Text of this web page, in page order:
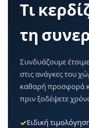
Τι
τη
Συνδυάζουμε
στις ανάγκες του
καθαρή προσφορά
πριν ξοδέψετε
✓Ειδική